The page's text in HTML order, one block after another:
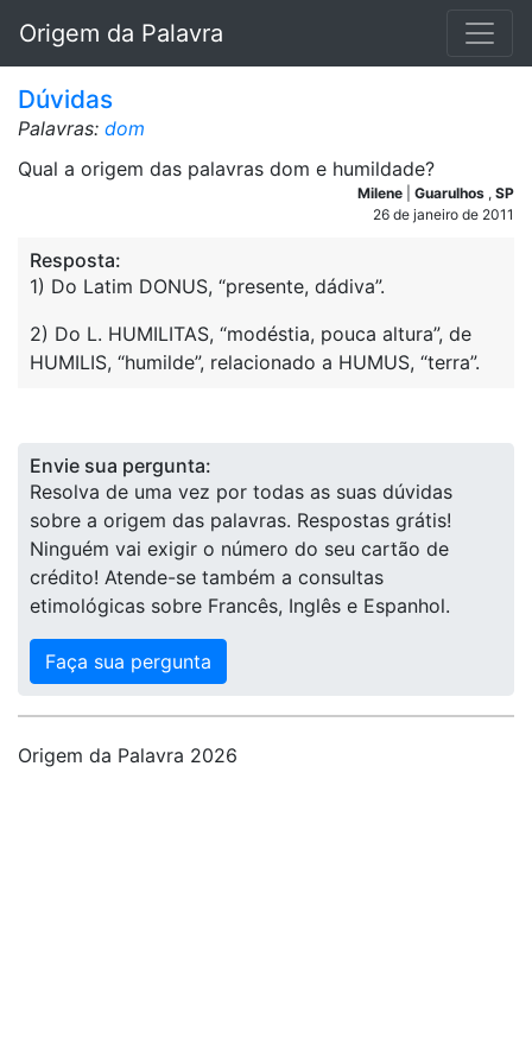
Origem da Palavra
Dúvidas
Palavras: dom
Qual a origem das palavras dom e humildade?
Milene Guarulhos , SP
26 de janeiro de 2011
Resposta:
1) Do Latim DONUS, “presente, dádiva”.
2) Do L. HUMILITAS, “modéstia, pouca altura”, de
HUMILIS, “humilde”, relacionado a HUMUS, “terra”.
Envie sua pergunta:
Resolva de uma vez por todas as suas dúvidas
sobre a origem das palavras. Respostas grátis!
Ninguém vai exigir o número do seu cartão de
crédito! Atende-se também a consultas
etimológicas sobre Francês, Inglês e Espanhol.
Faça sua pergunta
Origem da Palavra 2026